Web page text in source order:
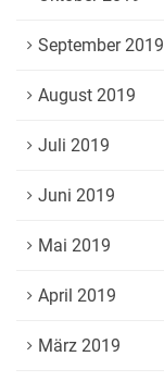
September 2019
August 2019
Juli 2019
Juni 2019
Mai 2019
April 2019
März 2019